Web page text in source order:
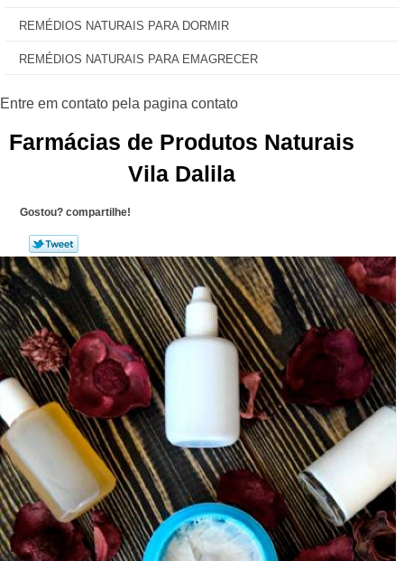
REMÉDIOS NATURAIS PARA DORMIR
REMÉDIOS NATURAIS PARA EMAGRECER
Farmácias de Produtos Naturais
Vila Dalila
Gostou? compartilhe!